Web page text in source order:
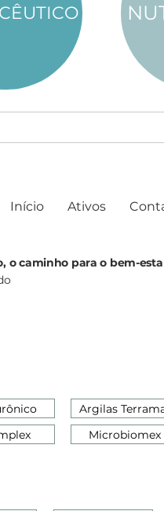
o caminho para o bem-
Início Ativos
Argilas
Microbiomex